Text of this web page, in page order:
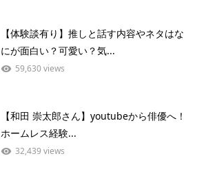
【体験談有り】推しと話す内容やネタはな
にが面白い？可愛い？気...
59,630 views
【和田 崇太郎さん】youtubeから俳優へ！
ホームレス経験...
32,439 views